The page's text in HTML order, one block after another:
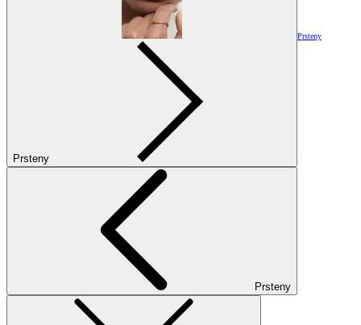
Prsteny
Prsteny
Prsteny